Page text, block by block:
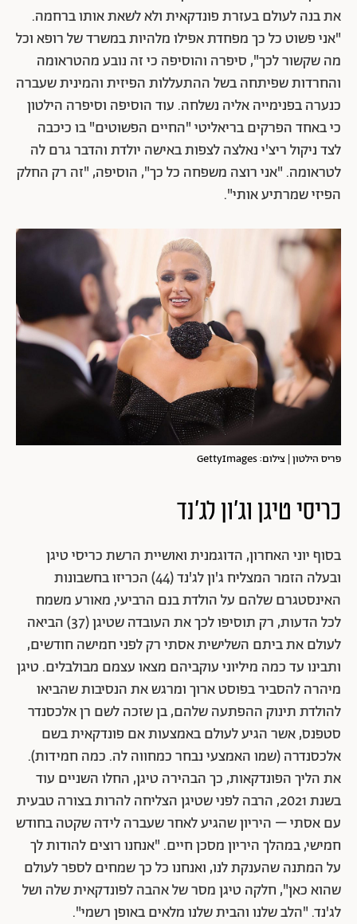
את בנה לעולם בעזרת פונדקאית ולא לשאת אותו ברחמה.
"אני פשוט כל כך מפחדת אפילו מלהיות במשרד של רופא וכל
מה שקשור לכך", סיפרה והוסיפה כי זה נובע מהטראומה
והחרדות שפיתחה בשל ההתעללות הפיזית והמינית שעברה
כנערה בפנימייה אליה נשלחה. עוד הוסיפה וסיפרה הילטון
כי באחד הפרקים בריאליטי "החיים הפשוטים" בו כיכבה
לצד ניקול ריצ'י נאלצה לצפות באישה יולדת והדבר גרם לה
לטראומה. "אני רוצה משפחה כל כך", הוסיפה, "זה רק החלק
הפיזי שמרתיע אותי".
פריס הילטון | צילום: GettyImages
כריסי טיגן וג'ון לג'נד
בסוף יוני האחרון, הדוגמנית ואושיית הרשת כריסי טיגן
ובעלה הזמר המצליח
ג'ון לג'נד (44) הכריזו בחשבונות
האינסטגרם שלהם על הולדת בנם הרביעי, מאורע משמח
לכל הדעות, רק תוסיפו לכך את העובדה שטיגן (37) הביאה
לעולם את ביתם השלישית אסתי רק לפני חמישה חודשים,
ותבינו עד כמה מיליוני עוקביהם מצאו עצמם מבולבלים. טיגן
מיהרה להסביר בפוסט ארוך ומרגש את הנסיבות שהביאו
להולדת תינוק ההפתעה שלהם, בן שזכה לשם רן אלכסנדר
סטפנס, אשר הגיע לעולם באמצעות אם פונדקאית בשם
אלכסנדרה (שמו האמצעי נבחר כמחווה לה. כמה חמידות).
את הליך הפונדקאות, כך הבהירה טיגן, החלו השניים עוד
בשנת 2021, הרבה לפני שטיגן הצליחה להרות בצורה טבעית
עם אסתי – היריון שהגיע לאחר שעברה לידה שקטה בחודש
חמישי, במהלך היריון מסכן חיים. "אנחנו רוצים להודות לך
על המתנה שהענקת לנו, ואנחנו כל כך שמחים לספר לעולם
שהוא כאן", חלקה טיגן מסר של אהבה לפונדקאית שלה ושל
לג'נד. "הלב שלנו והבית שלנו מלאים באופן רשמי".